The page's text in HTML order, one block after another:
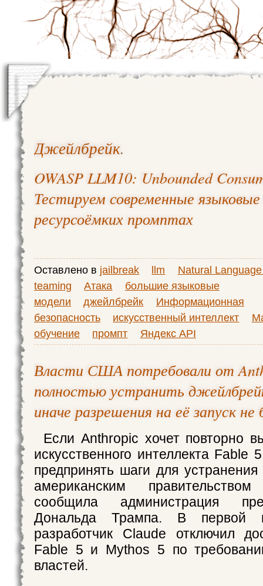
Джейлбрейк.
OWASP LLM10: Unbounded
Тестируем современные
ресурсоёмких промптах
Оставлено в jailbreak llm
Natural
teaming
Атака
большие языковые
модели
джейлбрейк
Информационная
безопасность
искусственный интеллект
обучение
промпт Яндекс API
Власти США потребовали от
полностью устранить
иначе разрешения на её запуск не
Если Anthropic хочет повторно
искусственного интеллекта Fable
предпринять шаги для
американским
сообщила администрация
Дональда Трампа. В первой
разработчик Claude отключил
Fable 5 и Mythos 5 по
властей.